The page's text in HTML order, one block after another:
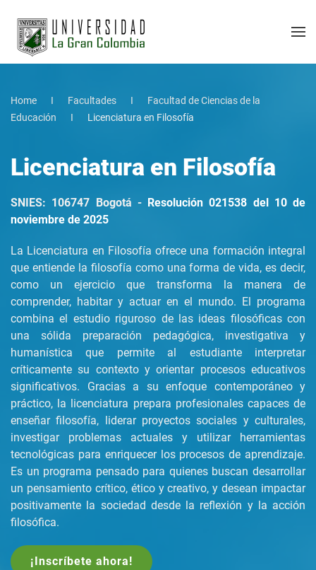
Home Facultades
Facultad de Ciencias de la
Educación
Licenciatura en Filosofía
Licenciatura en Filosofía
SNIES: 106747 Bogotá - Resolución 021538 del 10 de
noviembre de 2025
La Licenciatura en Filosofía ofrece una formación integral
que entiende la filosofía como una forma de vida, es decir,
como un ejercicio que transforma la manera de
comprender, habitar y actuar en el mundo. El programa
combina el estudio riguroso de las ideas filosóficas con
una sólida preparación pedagógica, investigativa y
humanística que permite al estudiante interpretar
críticamente su contexto y orientar procesos educativos
significativos. Gracias a su enfoque contemporáneo y
práctico, la licenciatura prepara profesionales capaces de
enseñar filosofía, liderar proyectos sociales y culturales,
investigar problemas actuales y utilizar herramientas
tecnológicas para enriquecer los procesos de aprendizaje.
Es un programa pensado para quienes buscan desarrollar
un pensamiento crítico, ético y creativo, y desean impactar
positivamente la sociedad desde la reflexión y la acción
filosófica.
¡Inscríbete ahora!